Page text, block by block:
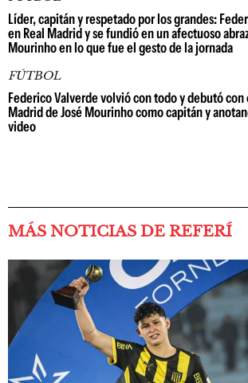
Líder, capitán y respetado por los grandes:
en Real Madrid y se fundió en un afectuoso
Mourinho en lo que fue el gesto de la jornada
FÚTBOL
Federico Valverde volvió con todo y debutó con
Madrid de José Mourinho como capitán y
video
MÁS NOTICIAS DE REFERÍ